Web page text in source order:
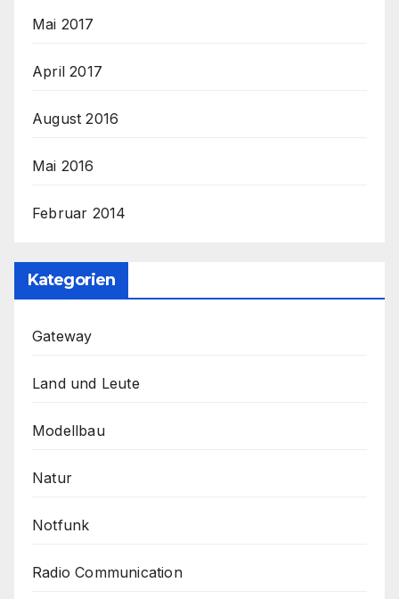
Mai 2017
April 2017
August 2016
Mai 2016
Februar 2014
Kategorien
Gateway
Land und Leute
Modellbau
Natur
Notfunk
Radio Communication